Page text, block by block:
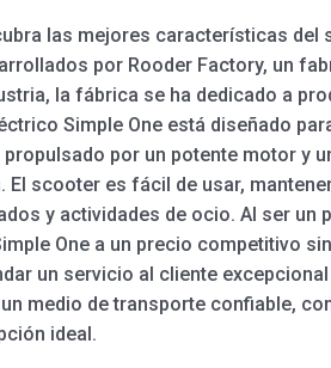
las mejores características del
por Rooder Factory, un
la fábrica se ha dedicado a
Simple One está diseñado
por un potente motor y
El scooter es fácil de usar,
y actividades de ocio. Al ser
One a un precio competitivo
un servicio al cliente
medio de transporte confiable,
ideal.